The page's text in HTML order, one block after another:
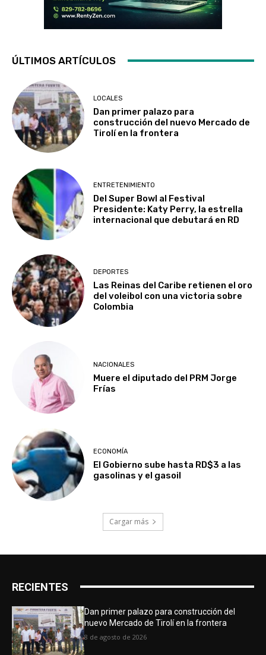
ÚLTIMOS ARTÍCULOS
LOCALES
Dan primer palazo para
construcción del nuevo Mercado de
Tirolí en la frontera
ENTRETENIMIENTO
Del Super Bowl al Festival
Presidente: Katy Perry, la estrella
internacional que debutará en RD
DEPORTES
Las Reinas del Caribe retienen el oro
del voleibol con una victoria sobre
Colombia
NACIONALES
Muere el diputado del PRM Jorge
Frías
ECONOMÍA
El Gobierno sube hasta RD$3 a las
gasolinas y el gasoil
Cargar más
RECIENTES
Dan primer palazo para construcción del
nuevo Mercado de Tirolí en la frontera
8 de agosto de 2026